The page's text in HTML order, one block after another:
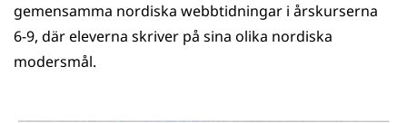
gemensamma nordiska webbtidningar i årskurserna
6-9, där eleverna skriver på sina olika nordiska
modersmål.